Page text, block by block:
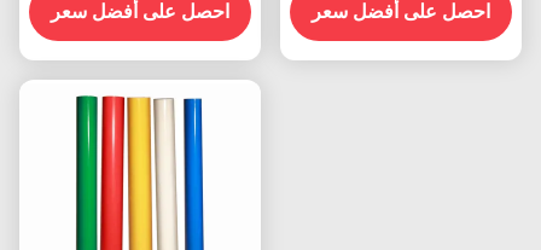
احصل على أفضل سعر
احصل على أفضل سعر